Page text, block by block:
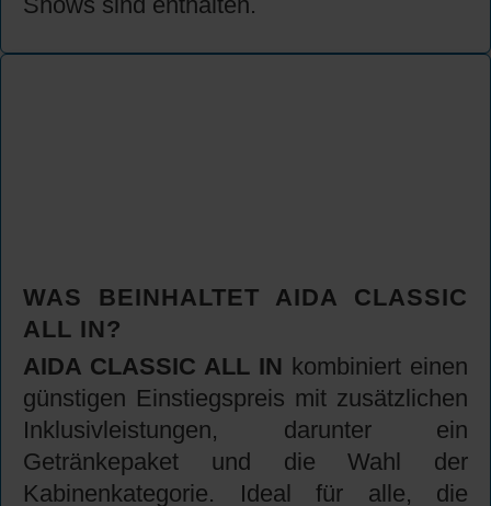
WAS BEINHALTET AIDA CLASSIC
ALL IN?
AIDA CLASSIC ALL IN kombiniert einen
günstigen Einstiegspreis mit zusätzlichen
Inklusivleistungen, darunter ein
Getränkepaket und die Wahl der
Kabinenkategorie. Ideal für alle, die